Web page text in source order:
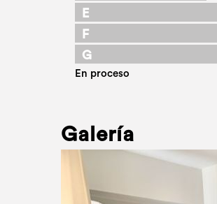
E
F
G
En proceso
Galería